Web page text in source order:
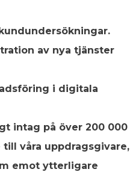
av nya tjänster
i digitala
intag på över 200 000
våra uppdragsgivare,
emot ytterligare